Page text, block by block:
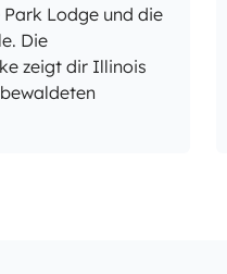
Lodge und die
Die
zeigt dir Illinois